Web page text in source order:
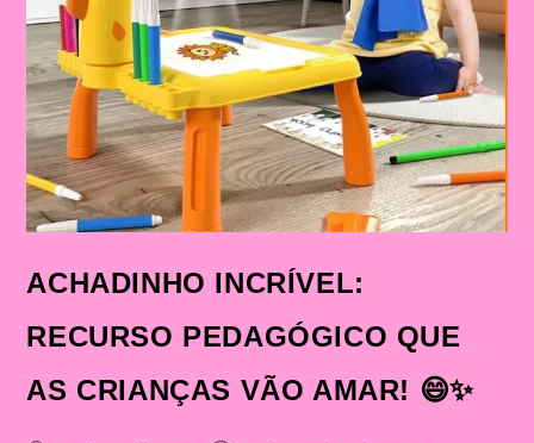
ACHADINHO INCRÍVEL:
RECURSO PEDAGÓGICO QUE
AS CRIANÇAS VÃO AMAR! 😄✨